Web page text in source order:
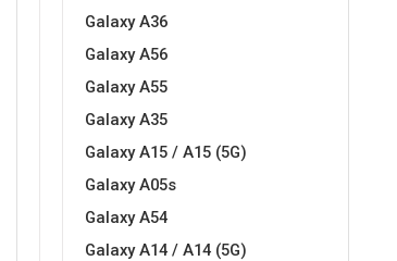
Galaxy A36
Galaxy A56
Galaxy A55
Galaxy A35
Galaxy A15 / A15 (5G)
Galaxy A05s
Galaxy A54
Galaxy A14 / A14 (5G)
Love motivi